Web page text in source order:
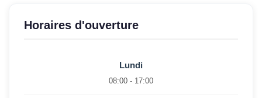
Horaires d'ouverture
Lundi
08:00 - 17:00